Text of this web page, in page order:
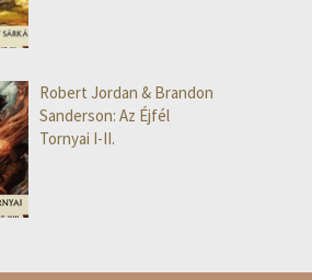
Robert Jordan & Brandon
Sanderson: Az Éjfél
Tornyai I-II.